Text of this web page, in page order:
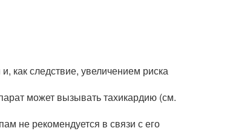
как следствие, увеличением риска
может вызывать тахикардию (см.
не рекомендуется в связи с его